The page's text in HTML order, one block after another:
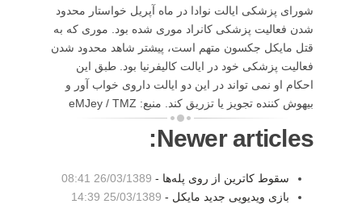
شورای پزشکی ایالت نوادا در ماه آپریل خواستار محدود
شدن فعالیت پزشکی کانراد موری شده بود. موری که به
قتل مایکل جکسون متهم است، پیشتر شاهد محدود شدن
فعالیت پزشکی خود در ایالت کالیفرنیا بود. طبق این
احکام او نمی تواند در این دو ایالت داروی خواب آور و
بیهوش کننده تجویز یا تزریق کند. منبع: eMJey / TMZ
Newer articles:
سقوط کاترین از روی پله‌ها - 26/03/1389 08:41
بازی ویدیویی جدید مایکل - 25/03/1389 14:39